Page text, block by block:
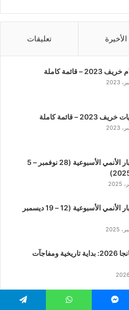
الأخيرة تعليقات
– قائمة كاملة
– قائمة كاملة
نشرة أخبار الأنمي الأسبوعية (28 نوفمبر – 5
نشرة أخبار الأنمي الأسبوعية (12 – 19 ديسمبر
أخبار المانجا 2026: بداية تاريخية ومفاجآت